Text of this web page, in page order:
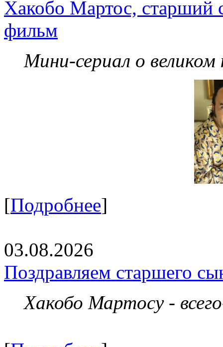
Хакобо Мартос, старший
фильм
Мини-сериал о великом
[Подробнее]
03.08.2026
Поздравляем старшего
Хакобо Мартосу -